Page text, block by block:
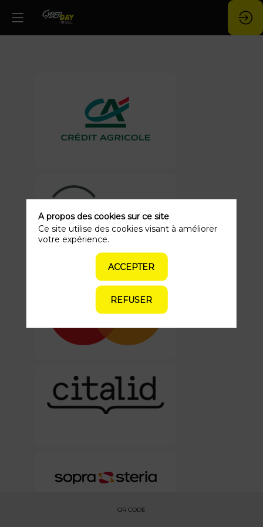
QR CODE
A propos des cookies sur ce site
Ce site utilise des cookies visant à améliorer
votre expérience.
ACCEPTER
REFUSER